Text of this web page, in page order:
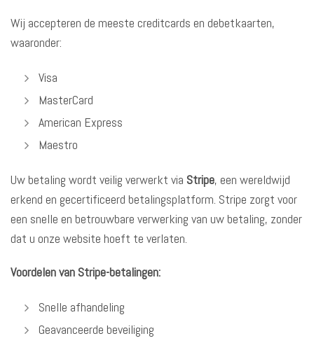
Wij accepteren de meeste creditcards en debetkaarten,
waaronder:
Visa
MasterCard
American Express
Maestro
Uw betaling wordt veilig verwerkt via Stripe, een wereldwijd
erkend en gecertificeerd betalingsplatform. Stripe zorgt voor
een snelle en betrouwbare verwerking van uw betaling, zonder
dat u onze website hoeft te verlaten.
Voordelen van Stripe-betalingen:
Snelle afhandeling
Geavanceerde beveiliging